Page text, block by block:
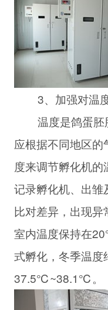
3、加强对温
温度是鸽蛋胚
应根据不同地区
度来调节孵化机
记录孵化机、出雏
比对差异，出现
室内温度保持在
式孵化，冬季温
37.5℃~38.1℃。